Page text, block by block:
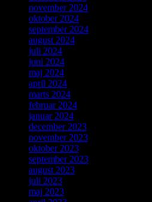
november 2024
oktober 2024
september 2024
august 2024
juli 2024
juni 2024
maj 2024
april 2024
marts 2024
februar 2024
januar 2024
december 2023
november 2023
oktober 2023
september 2023
august 2023
juli 2023
maj 2023